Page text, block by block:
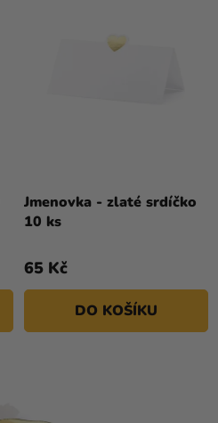
Jmenovka - zlaté srdíčko
10 ks
65 Kč
DO KOŠÍKU